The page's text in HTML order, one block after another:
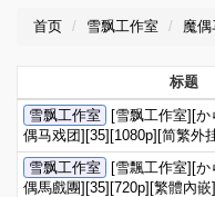
首页 雪飘工作室 魔偶
标题
雪飘工作室
[雪飘工作室][
偶马戏团][35][1080p][简繁外
雪飘工作室
[雪飄工作室][
偶馬戲團][35][720p][繁體內嵌]